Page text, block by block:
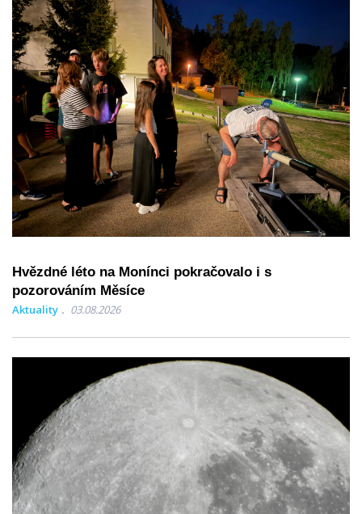
Hvězdné léto na Monínci pokračovalo i s
pozorováním Měsíce
Aktuality 03.08.2026